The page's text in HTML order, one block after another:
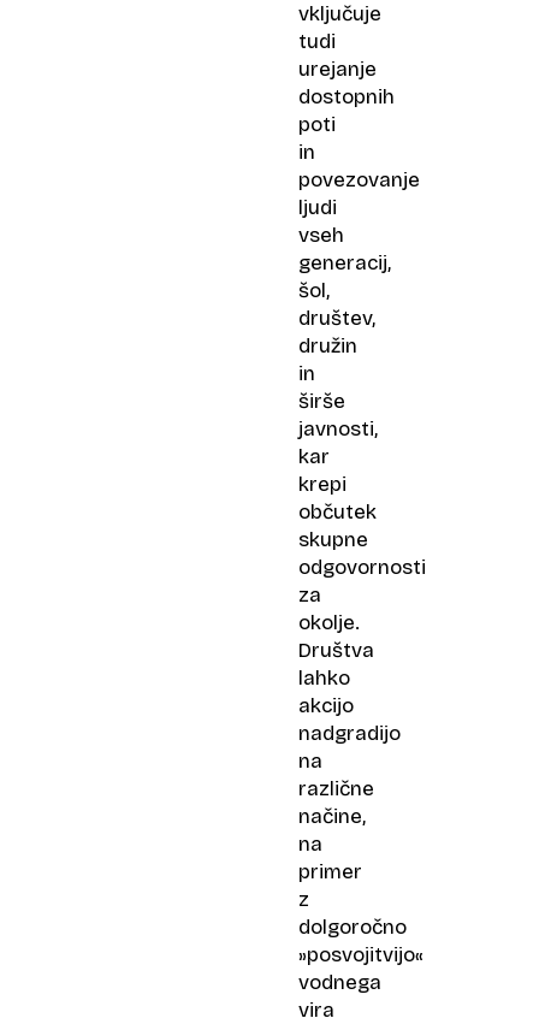
vključuje
tudi
urejanje
dostopnih
poti
in
povezovanje
ljudi
vseh
generacij,
šol,
društev,
družin
in
širše
javnosti,
kar
krepi
občutek
skupne
odgovornosti
za
okolje.
Društva
lahko
akcijo
nadgradijo
na
različne
načine,
na
primer
z
dolgoročno
»posvojitvijo«
vodnega
vira